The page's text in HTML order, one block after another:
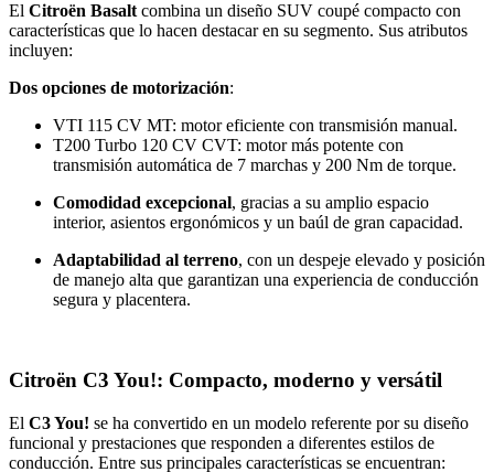
El Citroën Basalt combina un diseño SUV coupé compacto con
características que lo hacen destacar en su segmento. Sus atributos
incluyen:
Dos opciones de motorización:
VTI 115 CV MT: motor eficiente con transmisión manual.
T200 Turbo 120 CV CVT: motor más potente con
transmisión automática de 7 marchas y 200 Nm de torque.
Comodidad excepcional, gracias a su amplio espacio
interior, asientos ergonómicos y un baúl de gran capacidad.
Adaptabilidad al terreno, con un despeje elevado y posición
de manejo alta que garantizan una experiencia de conducción
segura y placentera.
Citroën C3 You!: Compacto, moderno y versátil
El C3 You! se ha convertido en un modelo referente por su diseño
funcional y prestaciones que responden a diferentes estilos de
conducción. Entre sus principales características se encuentran: